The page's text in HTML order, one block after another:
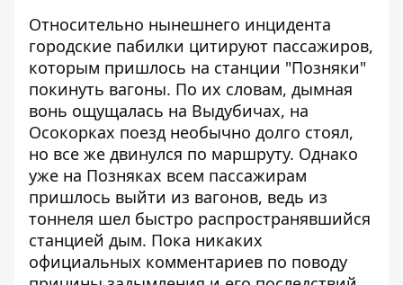
Относительно нынешнего инцидента
городские пабилки цитируют пассажиров,
которым пришлось на станции "Позняки"
покинуть вагоны. По их словам, дымная
вонь ощущалась на Выдубичах, на
Осокорках поезд необычно долго стоял,
но все же двинулся по маршруту. Однако
уже на Позняках всем пассажирам
пришлось выйти из вагонов, ведь из
тоннеля шел быстро распространявшийся
станцией дым. Пока никаких
официальных комментариев по поводу